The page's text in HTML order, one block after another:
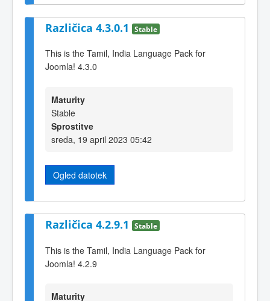
Različica 4.3.0.1 Stable
This is the Tamil, India Language Pack for
Joomla! 4.3.0
Maturity
Stable
Sprostitve
sreda, 19 april 2023 05:42
Ogled datotek
Različica 4.2.9.1 Stable
This is the Tamil, India Language Pack for
Joomla! 4.2.9
Maturity